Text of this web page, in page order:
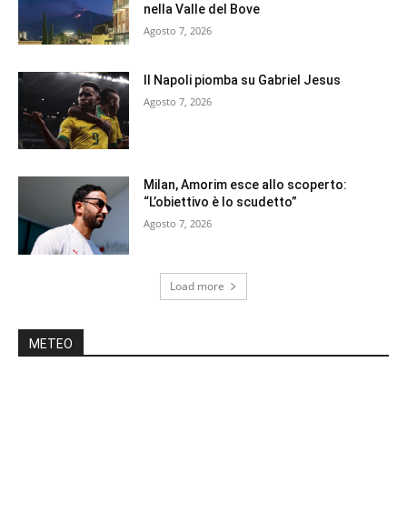
nella Valle del Bove
Agosto 7, 2026
Il Napoli piomba su Gabriel Jesus
Agosto 7, 2026
Milan, Amorim esce allo scoperto:
“L’obiettivo è lo scudetto”
Agosto 7, 2026
Load more
METEO